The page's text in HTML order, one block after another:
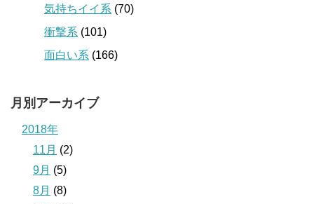
気持ちイイ系 (70)
衝撃系 (101)
面白い系 (166)
月別アーカイブ
2018年
11月 (2)
9月 (5)
8月 (8)